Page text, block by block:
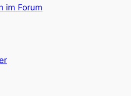
im Forum